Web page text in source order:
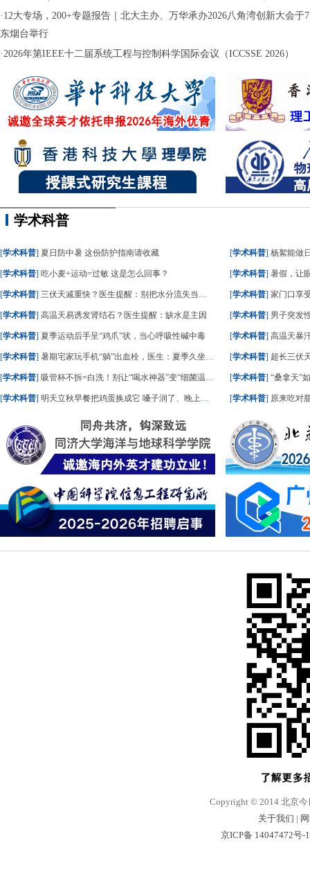
· 12大专场，200+专题报告｜北大主办、万华承办2026八角湾创新大会于
东烟台举行
·2026年第IEEE十二届系统工程与控制科学国际会议（ICCSSE 2026）
学术科普
[学术科普] 夏日防中暑 这份防护指南请收藏
[学术科普] 吃小麦+运动=过敏 这是怎么回事？
[学术科普] 三伏天减重快？医生提醒：别把水分流失当成减脂
[学术科普] 高温天易诱发肾结石？医生提醒：缺水是主因
[学术科普] 夏季运动后手呈“鸡爪”状，当心呼吸性碱中毒
[学术科普] 暑期宅家玩手机“躺”出血栓，医生：夏季久坐风险高
[学术科普] 吸管杯不拆=白洗！别让“喝水神器”变“细菌温床”
[学术科普] 明天立秋早餐把鸡蛋换成它 嗓子润了、晚上睡踏实了
[学术科普] 杨絮能做
[学术科普] 暑假，让
[学术科普] 家门口享受
[学术科普] 男子突发
[学术科普] 高温天暴
[学术科普] 超长三伏天
[学术科普] “桑拿天”
[学术科普] 原来吃对脂肪，
Copyright © 2014 北京今
关于我们 |
京ICP备 14047472号-